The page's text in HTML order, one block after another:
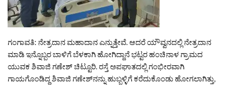
ಗಂಗಾವತಿ: ನೇತ್ರದಾನ ಮಹಾದಾನ ಎನ್ನುತ್ತೇವೆ. ಆದರೆ ಯೌವ್ವನದಲ್ಲಿ ನೇತ್ರದಾನ
ಮಾಡಿ ಇನ್ನೊಬ್ಬರ ಬಾಳಿಗೆ ಬೆಳಕಾಗಿ ಹೋಗಿದ್ದಾನೆ ಭಟ್ಟರ ಹಂಚಿನಾಳ ಗ್ರಾಮದ
ಯುವಕ ಶಿವಾಜಿ ಗಣೇಶ್ ಚಿಟ್ಟೂರಿ. ರಸ್ತೆ ಅಪಘಾತದಲ್ಲಿ ಗಂಭೀರವಾಗಿ
ಗಾಯಗೊಂಡಿದ್ದ ಶಿವಾಜಿ ಗಣೇಶ್‌ನನ್ನು ಹುಬ್ಬಳ್ಳಿಗೆ ಕರೆದುಕೊಂಡು ಹೋಗಲಾಗಿತ್ತು,